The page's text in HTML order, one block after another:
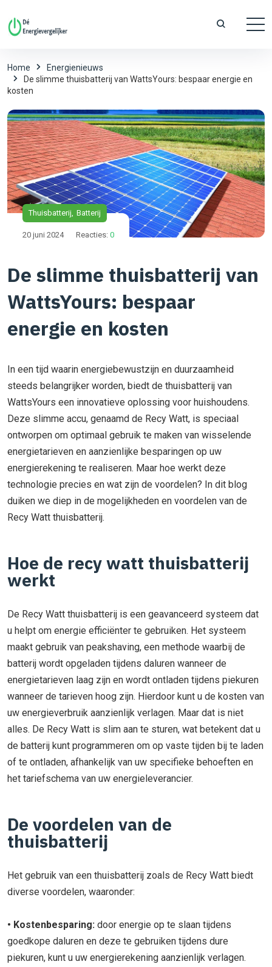
Home
Energienieuws
De slimme thuisbatterij van WattsYours: bespaar energie en
kosten
Thuisbatterij Batterij
20 juni 2024 Reacties: 0
De slimme thuisbatterij van
WattsYours: bespaar
energie en kosten
In een tijd waarin energiebewustzijn en duurzaamheid
steeds belangrijker worden, biedt de thuisbatterij van
WattsYours een innovatieve oplossing voor huishoudens.
Deze slimme accu, genaamd de Recy Watt, is speciaal
ontworpen om optimaal gebruik te maken van wisselende
energietarieven en aanzienlijke besparingen op uw
energierekening te realiseren. Maar hoe werkt deze
technologie precies en wat zijn de voordelen? In dit blog
duiken we diep in de mogelijkheden en voordelen van de
Recy Watt thuisbatterij.
Hoe de recy watt thuisbatterij
werkt
De Recy Watt thuisbatterij is een geavanceerd systeem dat
u helpt om energie efficiënter te gebruiken. Het systeem
maakt gebruik van peakshaving, een methode waarbij de
batterij wordt opgeladen tijdens daluren wanneer de
energietarieven laag zijn en wordt ontladen tijdens piekuren
wanneer de tarieven hoog zijn. Hierdoor kunt u de kosten van
uw energieverbruik aanzienlijk verlagen. Maar dat is niet
alles. De Recy Watt is slim aan te sturen, wat betekent dat u
de batterij kunt programmeren om op vaste tijden bij te laden
of te ontladen, afhankelijk van uw specifieke behoeften en
het tariefschema van uw energieleverancier.
De voordelen van de
thuisbatterij
Het gebruik van een thuisbatterij zoals de Recy Watt biedt
diverse voordelen, waaronder:
• Kostenbesparing: door energie op te slaan tijdens
goedkope daluren en deze te gebruiken tijdens dure
piekuren, kunt u uw energierekening aanzienlijk verlagen.